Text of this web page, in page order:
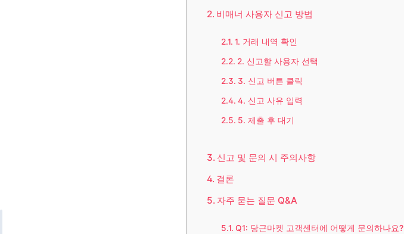
비매너 사용자 신고 방법
1. 거래 내역 확인
2. 신고할 사용자 선택
3. 신고 버튼 클릭
4. 신고 사유 입력
5. 제출 후 대기
신고 및 문의 시 주의사항
결론
자주 묻는 질문 Q&A
Q1: 당근마켓 고객센터에 어떻게 문의하나요?